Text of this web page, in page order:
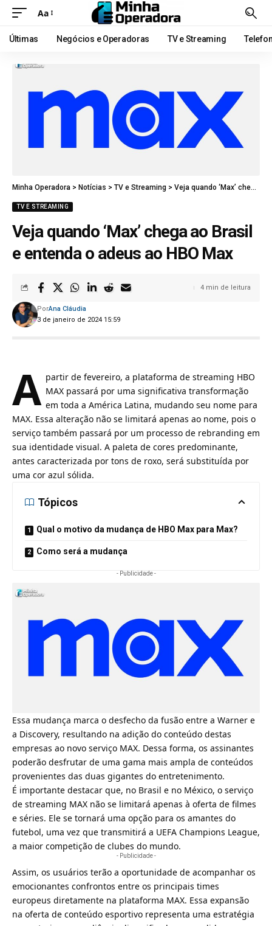
Aa
Últimas Negócios e Operadoras TV e Streaming
Minha Operadora > Notícias > TV e Streaming > Veja quando ‘Max’ chega ao Brasil e entenda o adeus ao HBO Max
TV E STREAMING
Veja quando ‘Max’ chega ao Brasil
e entenda o adeus ao HBO Max
3 de janeiro de 2024 15:59
PorAna Cláudia
4 min de leitura
A partir de fevereiro, a plataforma de streaming HBO
MAX passará por uma significativa transformação
em toda a América Latina, mudando seu nome para
MAX. Essa alteração não se limitará apenas ao nome, pois o
serviço também passará por um processo de rebranding em
sua identidade visual. A paleta de cores predominante,
antes caracterizada por tons de roxo, será substituída por
uma cor azul sólida.
Tópicos
Qual o motivo da mudança de HBO Max para Max?
Como será a mudança
- Publicidade -
Essa mudança marca o desfecho da fusão entre a Warner e
a Discovery, resultando na adição do conteúdo destas
empresas ao novo serviço MAX. Dessa forma, os assinantes
poderão desfrutar de uma gama mais ampla de conteúdos
provenientes das duas gigantes do entretenimento.
É importante destacar que, no Brasil e no México, o serviço
de streaming MAX não se limitará apenas à oferta de filmes
e séries. Ele se tornará uma opção para os amantes do
futebol, uma vez que transmitirá a UEFA Champions League,
a maior competição de clubes do mundo.
- Publicidade -
Assim, os usuários terão a oportunidade de acompanhar os
emocionantes confrontos entre os principais times
europeus diretamente na plataforma MAX. Essa expansão
na oferta de conteúdo esportivo representa uma estratégia